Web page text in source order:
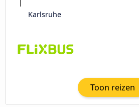
Karlsruhe
Toon reizen